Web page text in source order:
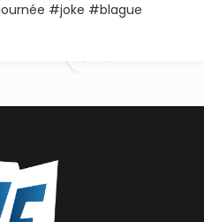
#joke #blague